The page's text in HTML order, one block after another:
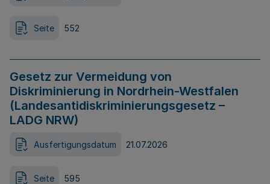
Seite 552
Gesetz zur Vermeidung von
Diskriminierung in Nordrhein-Westfalen
(Landesantidiskriminierungsgesetz –
LADG NRW)
Ausfertigungsdatum 21.07.2026
Seite 595